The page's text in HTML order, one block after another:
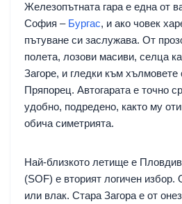
Железопътната гара е една от
София – Бургас, и ако човек
пътуване си заслужава. От
полета, лозови масиви, селца
Загоре, и гледки към
Пряпорец. Автогарата е точно
удобно, подредено, както му
обича симетрията.
Най-близкото летище е
(SOF) е вторият логичен избор.
или влак. Стара Загора е от